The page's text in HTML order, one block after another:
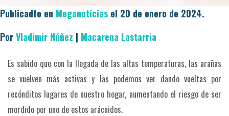
Publicadfo en Meganoticias el 20 de enero de 2024.
PorVladimir Núñez | Macarena Lastarria
Es sabido que con la llegada de las altas temperaturas, las arañas
se vuelven más activas y las podemos ver dando vueltas por
recónditos lugares de nuestro hogar, aumentando el riesgo de ser
mordido por uno de estos arácnidos.